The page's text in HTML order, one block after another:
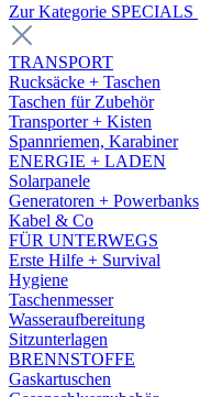
Zur Kategorie SPECIALS
TRANSPORT
Rucksäcke + Taschen
Taschen für Zubehör
Transporter + Kisten
Spannriemen, Karabiner
ENERGIE + LADEN
Solarpanele
Generatoren + Powerbanks
Kabel & Co
FÜR UNTERWEGS
Erste Hilfe + Survival
Hygiene
Taschenmesser
Wasseraufbereitung
Sitzunterlagen
BRENNSTOFFE
Gaskartuschen